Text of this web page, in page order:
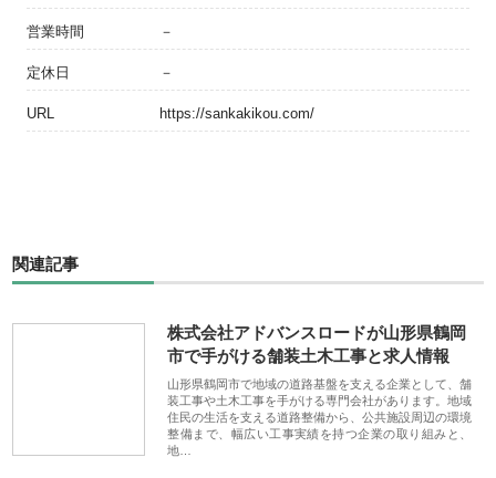
営業時間 －
定休日 －
URL https://sankakikou.com/
関連記事
株式会社アドバンスロードが山形県鶴岡
市で手がける舗装土木工事と求人情報
山形県鶴岡市で地域の道路基盤を支える企業として、舗
装工事や土木工事を手がける専門会社があります。地域
住民の生活を支える道路整備から、公共施設周辺の環境
整備まで、幅広い工事実績を持つ企業の取り組みと、
地…